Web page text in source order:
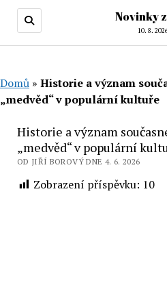
Novinky z
10. 8.
Domů » Historie a význam
„medvěd“ v populární kultuře
Historie a význam
„medvěd“ v populární
OD JIŘÍ BOROVÝ DNE 4. 6. 2026
Zobrazení příspěvku: 10